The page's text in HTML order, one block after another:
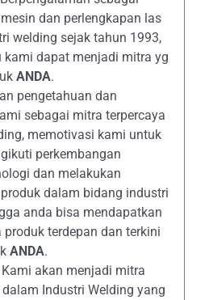
dan perlengkapan las
welding sejak tahun 1993,
kami dapat menjadi mitra yg
ANDA.
pengetahuan dan
sebagai mitra terpercaya
memotivasi kami untuk
perkembangan
dan melakukan
dalam bidang industri
anda bisa mendapatkan
terdepan dan terkini
ANDA.
akan menjadi mitra
Industri Welding yang